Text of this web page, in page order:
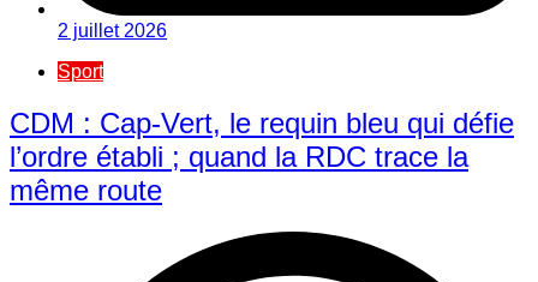
2 juillet 2026
Sport
CDM : Cap-Vert, le requin bleu qui défie
l’ordre établi ; quand la RDC trace la
même route